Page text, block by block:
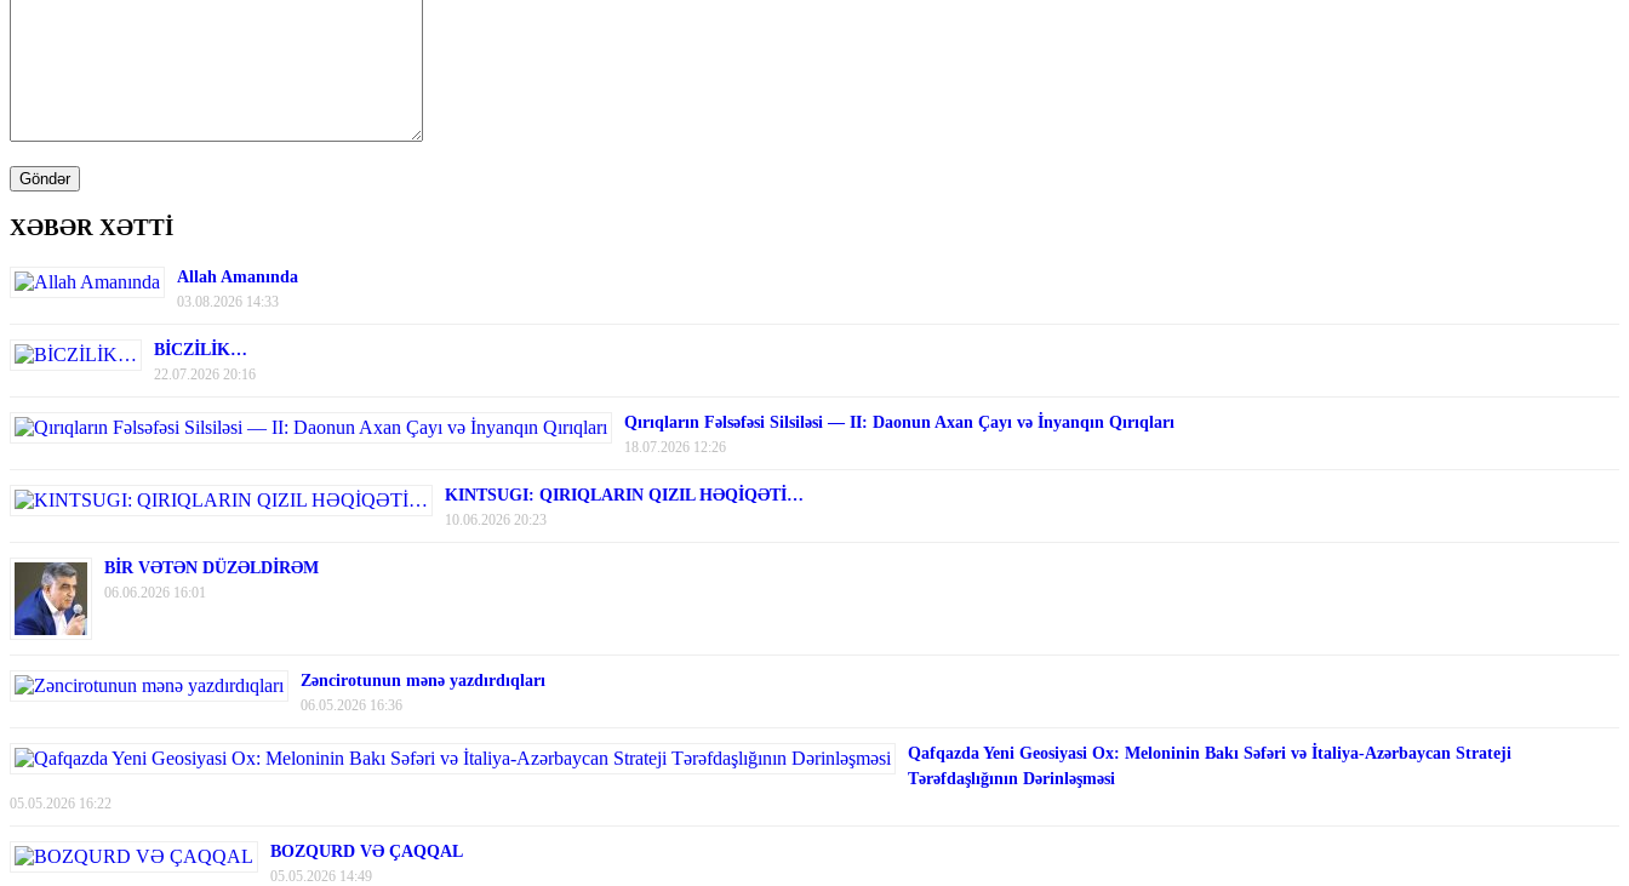
XƏBƏR XƏTTİ
Allah Amanında
03.08.2026 14:33
BİCZİLİK…
22.07.2026 20:16
Qırıqların Fəlsəfəsi Silsiləsi — II: Daonun Axan Çayı və İnyanqın Qırıqları
18.07.2026 12:26
KINTSUGI: QIRIQLARIN QIZIL HƏQİQƏTİ…
10.06.2026 20:23
BİR VƏTƏN DÜZƏLDİRƏM
06.06.2026 16:01
Zəncirotunun mənə yazdırdıqları
06.05.2026 16:36
Qafqazda Yeni Geosiyasi Ox: Meloninin Bakı Səfəri və İtaliya-Azərbaycan Strateji
Tərəfdaşlığının Dərinləşməsi
05.05.2026 16:22
BOZQURD VƏ ÇAQQAL
05.05.2026 14:49